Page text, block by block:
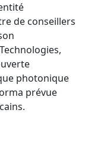
de conseillers
photonique
prévue